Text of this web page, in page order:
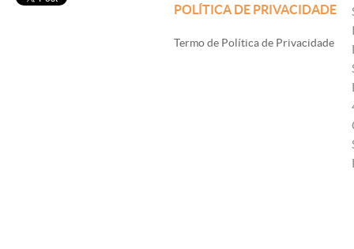
POLÍTICA DE PRIVACIDADE
Termo de Política de Privacidade